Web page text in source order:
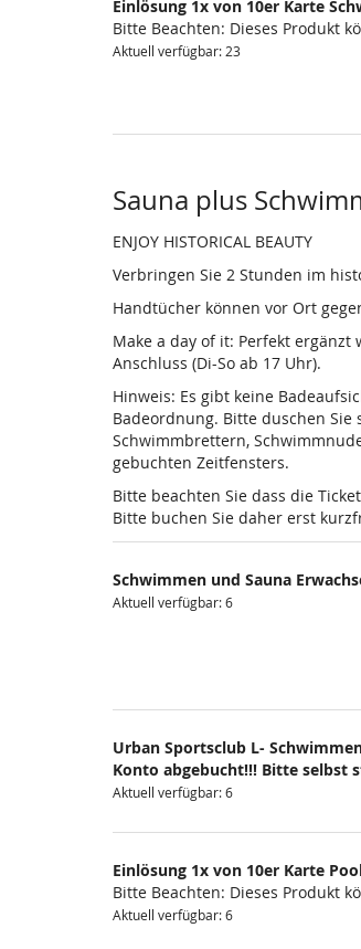
Einlösung 1x von 10er Karte
Bitte Beachten: Dieses Produkt
Aktuell verfügbar: 23
Sauna plus
ENJOY HISTORICAL BEAUTY
Verbringen Sie 2 Stunden im
Handtücher können vor Ort
Make a day of it: Perfekt
Anschluss (Di-So ab 17 Uhr).
Hinweis: Es gibt keine
Badeordnung. Bitte duschen Sie
Schwimmbrettern,
gebuchten Zeitfensters.
Bitte beachten Sie dass die
Bitte buchen Sie daher erst
Schwimmen und Sauna
Aktuell verfügbar: 6
Urban Sportsclub L-
Konto abgebucht!!! Bitte selbst
Aktuell verfügbar: 6
Einlösung 1x von 10er Karte
Bitte Beachten: Dieses Produkt
Aktuell verfügbar: 6